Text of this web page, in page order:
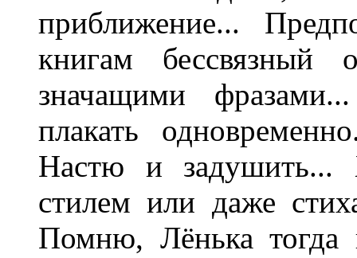
приближение...
книгам
значащими
плакать
Настю и задушить...
стилем или даже
Помню, Лёнька